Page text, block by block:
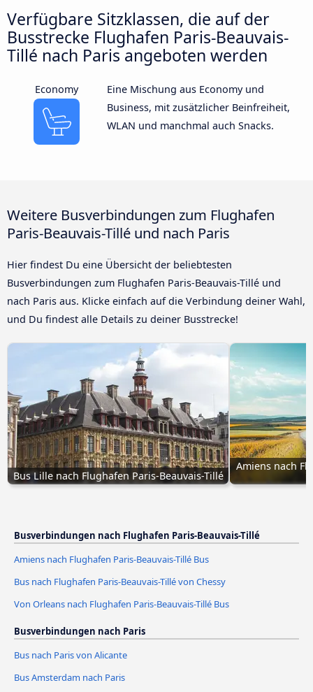
Verfügbare Sitzklassen, die auf der
Busstrecke Flughafen Paris-Beauvais-
Tillé nach Paris angeboten werden
Economy
Eine Mischung aus Economy und
Business, mit zusätzlicher Beinfreiheit,
WLAN und manchmal auch Snacks.
Weitere Busverbindungen zum Flughafen
Paris-Beauvais-Tillé und nach Paris
Hier findest Du eine Übersicht der beliebtesten
Busverbindungen zum Flughafen Paris-Beauvais-Tillé und
nach Paris aus. Klicke einfach auf die Verbindung deiner Wahl,
und Du findest alle Details zu deiner Busstrecke!
Bus Lille nach Flughafen Paris-Beauvais-Tillé
Amiens nach
Busverbindungen nach Flughafen Paris-Beauvais-Tillé
Amiens nach Flughafen Paris-Beauvais-Tillé Bus
Bus nach Flughafen Paris-Beauvais-Tillé von Chessy
Von Orleans nach Flughafen Paris-Beauvais-Tillé Bus
Busverbindungen nach Paris
Bus nach Paris von Alicante
Bus Amsterdam nach Paris